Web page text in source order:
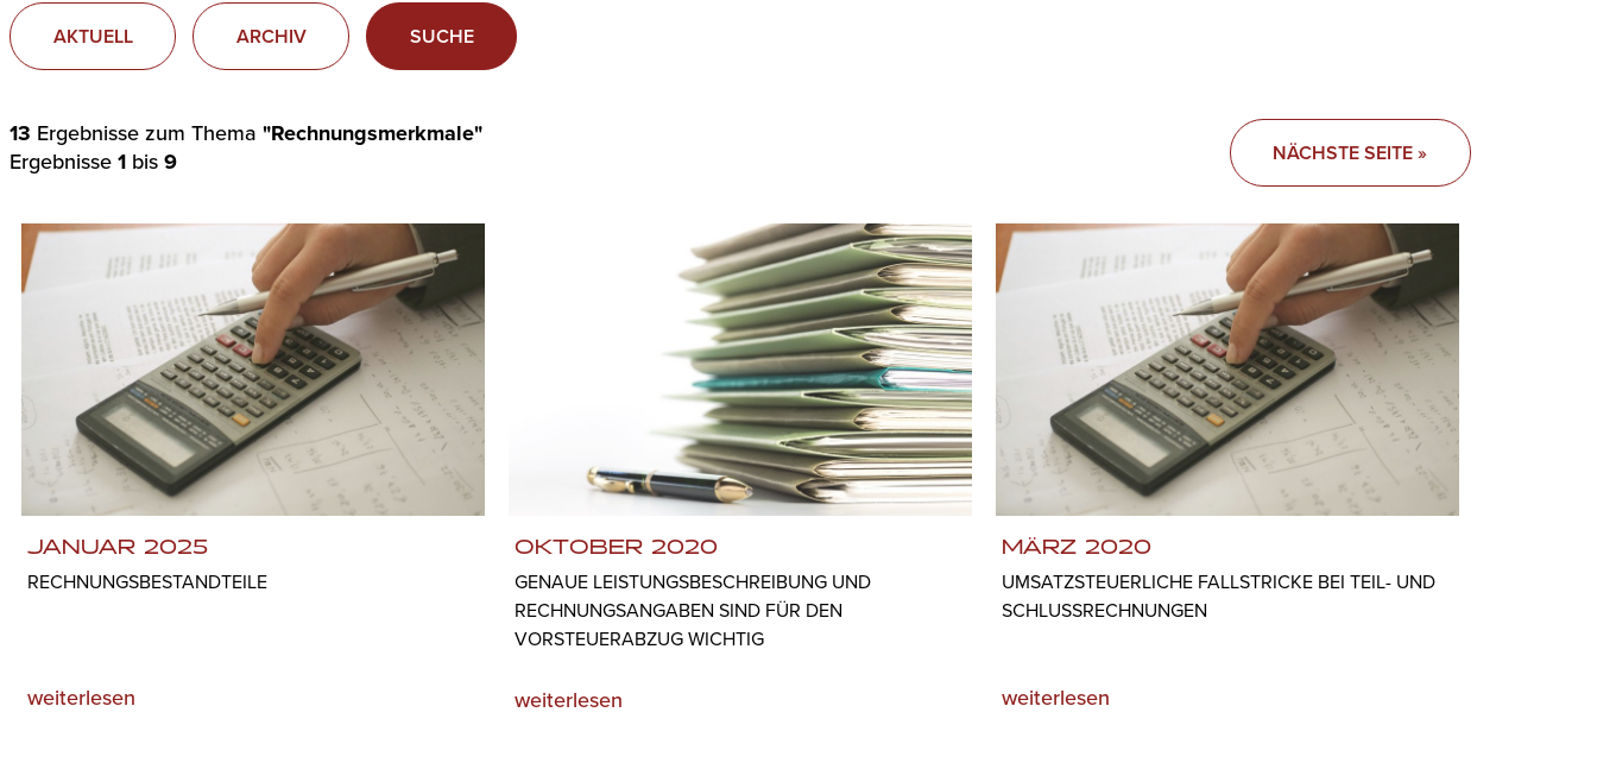
AKTUELL ARCHIV SUCHE
13 Ergebnisse zum Thema "Rechnungsmerkmale"
Ergebnisse1 bis9 NÄCHSTE SEITE »
JANUAR 2025
RECHNUNGSBESTANDTEILE
weiterlesen
OKTOBER 2020
GENAUE LEISTUNGSBESCHREIBUNG UND
RECHNUNGSANGABEN SIND FÜR DEN
VORSTEUERABZUG WICHTIG
weiterlesen
MÄRZ 2020
UMSATZSTEUERLICHE FALLSTRICKE BEI TEIL- UND
SCHLUSSRECHNUNGEN
weiterlesen